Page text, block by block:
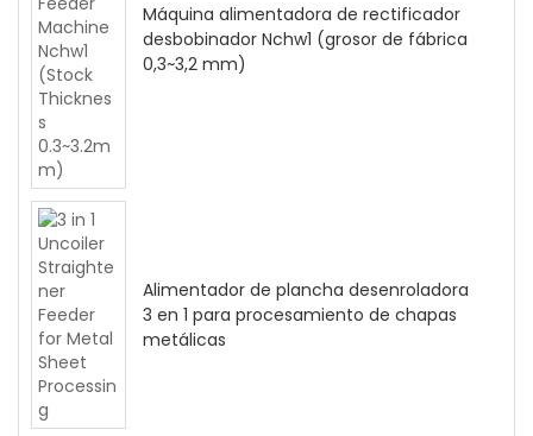
Máquina alimentadora de rectificador
desbobinador Nchw1 (grosor de fábrica
0,3~3,2 mm)
Alimentador de plancha desenroladora
3 en 1 para procesamiento de chapas
metálicas